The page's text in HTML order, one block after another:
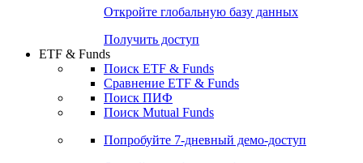
Откройте глобальную базу данных
Получить доступ
ETF & Funds
Поиск ETF & Funds
Сравнение ETF & Funds
Поиск ПИФ
Поиск Mutual Funds
Попробуйте 7-дневный демо-доступ